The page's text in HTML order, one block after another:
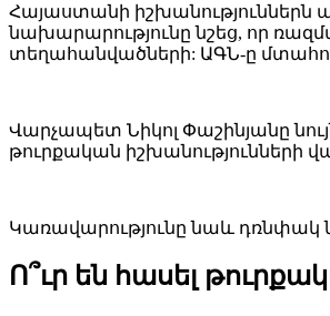
Հայաստանի իշխանություններն
նախարարությունը նշեց, որ
տեղահանվածների: ԱԳՆ-ը
Վարչապետ Նիկոլ Փաշինյանը
թուրքական իշխանությունների
Կառավարությունը նաև դռնփակ
Ո՞ւր են հասել